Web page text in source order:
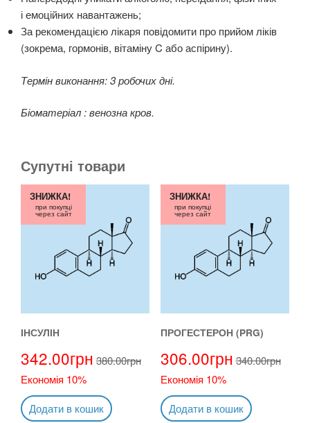
і емоційних навантажень;
За рекомендацією лікаря повідомити про прийом ліків
(зокрема, гормонів, вітаміну C або аспірину).
Термін виконання: 3 робочих дні.
Біоматеріал : венозна кров.
Супутні товари
ІНСУЛІН
342.00грн 380.00грн
Економія 10%
ЗНИЖКА!
при покупці
через сайт
Додати в кошик
ПРОГЕСТЕРОН (PRG)
306.00грн 340.00грн
Економія 10%
ЗНИЖКА!
при покупці
через сайт
Додати в кошик